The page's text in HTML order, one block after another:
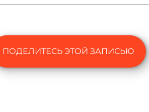
ПОДЕЛИТЕСЬ ЭТОЙ ЗАПИСЬЮ